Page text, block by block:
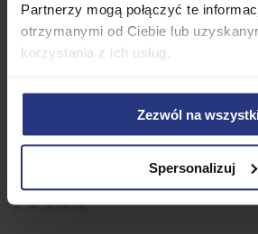
Partnerzy mogą połączyć te
otrzymanymi od Ciebie lub
korzystania z ich usług.
Zezwól na
Spersonalizuj
Wzmocnij atmosferę Świąt!
nadmuchiwany Bałwan jest
oświetleniem na okres
Opinie